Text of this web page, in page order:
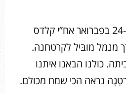
בשלוש לפנות בוקר ב-24 בפברואר אח”י קלדס
מנמל מובּיל לקרטחנה.
כולנו הבאנו איתנו
נראה הכי שמח מכולם.